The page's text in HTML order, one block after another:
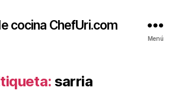
cocina ChefUri.com
Menú
sarria